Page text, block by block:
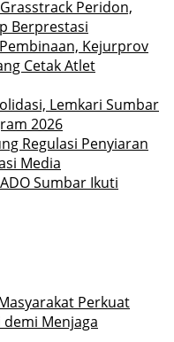
Peridon,
Berprestasi
Kejurprov
Cetak Atlet
Lemkari Sumbar
2026
Regulasi Penyiaran
Media
Sumbar Ikuti
Perkuat
demi Menjaga